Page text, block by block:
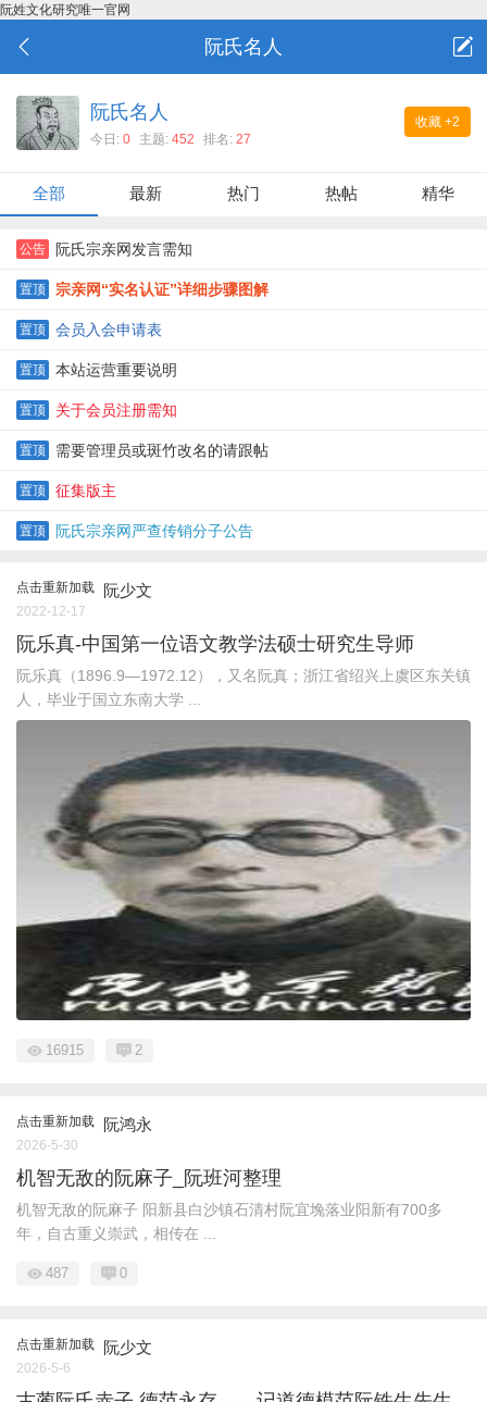
阮姓文化研究唯一官网
阮氏名人
收藏 +2
阮氏名人
今日:0 主题:452 排名:27
全部 最新 热门 热帖 精华
公告 阮氏宗亲网发言需知
置顶 宗亲网“实名认证”详细步骤图解
置顶 会员入会申请表
置顶 本站运营重要说明
置顶 关于会员注册需知
置顶 需要管理员或斑竹改名的请跟帖
置顶 征集版主
置顶 阮氏宗亲网严查传销分子公告
点击重新加载 阮少文
2022-12-17
阮乐真-中国第一位语文教学法硕士研究生导师
阮乐真（1896.9—1972.12），又名阮真；浙江省绍兴上虞区东关镇
人，毕业于国立东南大学 ...
16915 2
点击重新加载 阮鸿永
2026-5-30
机智无敌的阮麻子_阮班河整理
机智无敌的阮麻子 阳新县白沙镇石清村阮宜堍落业阳新有700多
年，自古重义崇武，相传在 ...
487 0
点击重新加载 阮少文
2026-5-6